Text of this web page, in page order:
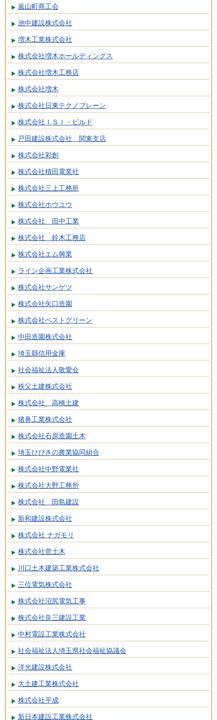
嵐山町商工会
池中建設株式会社
増木工業株式会社
株式会社増木ホールディングス
株式会社増木工務店
株式会社増木
株式会社日東テクノブレーン
株式会社ＩＳＩ・ビルド
戸田建設株式会社 関東支店
株式会社彩創
株式会社積田電業社
株式会社三上工務所
株式会社ホウユウ
株式会社 田中工業
株式会社 鈴木工務店
株式会社エム興業
ライン企画工業株式会社
株式会社サンゲツ
株式会社矢口造園
株式会社ベストグリーン
中田造園株式会社
埼玉縣信用金庫
社会福祉法人敬愛会
秩父土建株式会社
株式会社 高橋土建
猪鼻工業株式会社
株式会社石原造園土木
埼玉ひびきの農業協同組合
株式会社中野電業社
株式会社大野工務所
株式会社 田島建設
新和建設株式会社
株式会社 ナガモリ
株式会社菅土木
川口土木建築工業株式会社
三位電気株式会社
株式会社沼尻電気工事
株式会社良三建設工業
中村電設工業株式会社
社会福祉法人埼玉県社会福祉協議会
洋光建設株式会社
大土建工業株式会社
株式会社平成
新日本建設工業株式会社